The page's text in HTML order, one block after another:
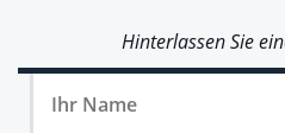
Hinterlassen Sie